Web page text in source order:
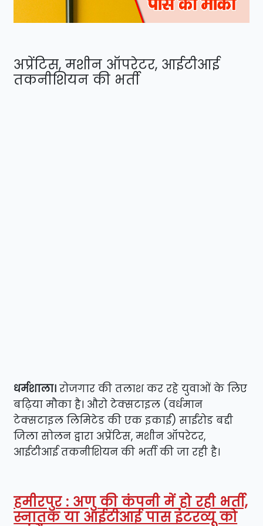
अप्रेंटिस, मशीन ऑपरेटर, आईटीआई
तकनीशियन की भर्ती
धर्मशाला। रोजगार की तलाश कर रहे युवाओं के लिए
बढ़िया मौका है। औरो टेक्सटाइल (वर्धमान
टेक्सटाइल लिमिटेड की एक इकाई) साईंरोड बद्दी
जिला सोलन द्वारा अप्रेंटिस, मशीन ऑपरेटर,
आईटीआई तकनीशियन की भर्ती की जा रही है।
हमीरपुर : अणु की कंपनी में हो रही भर्ती,
स्नातक या आईटीआई पास इंटरव्यू को